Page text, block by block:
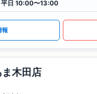
平日 10:00〜13:00
報
木田店